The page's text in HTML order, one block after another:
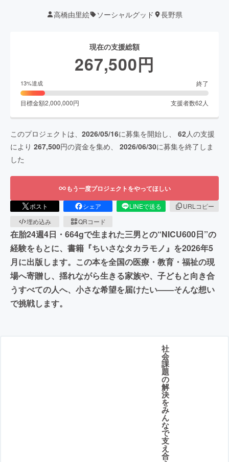
高橋由里絵 ソーシャルグッド 長野県
現在の支援総額
267,500円
13%達成 終了
目標金額2,000,000円 支援者数62 人
このプロジェクトは、 2026/05/16に募集を開始し、 62人の支援
により 267,500円の資金を集め、 2026/06/30に募集を終了しま
した
もう一度プロジェクトをやってほしい
ポスト シェア LINEで送る
URLコピー
埋め込み
QRコード
在胎24週4日・664gで生まれた三男との“NICU600日”の
経験をもとに、書籍『ちいさなタカラモノ』を2026年5
月に出版します。この本を全国の医療・教育・福祉の現
場へ寄贈し、揺れながら生きる家族や、子どもと向き合
うすべての人へ、小さな希望を届けたい——そんな想い
で挑戦します。
社
会
課
題
の
解
決
を
み
ん
な
で
支
え
合